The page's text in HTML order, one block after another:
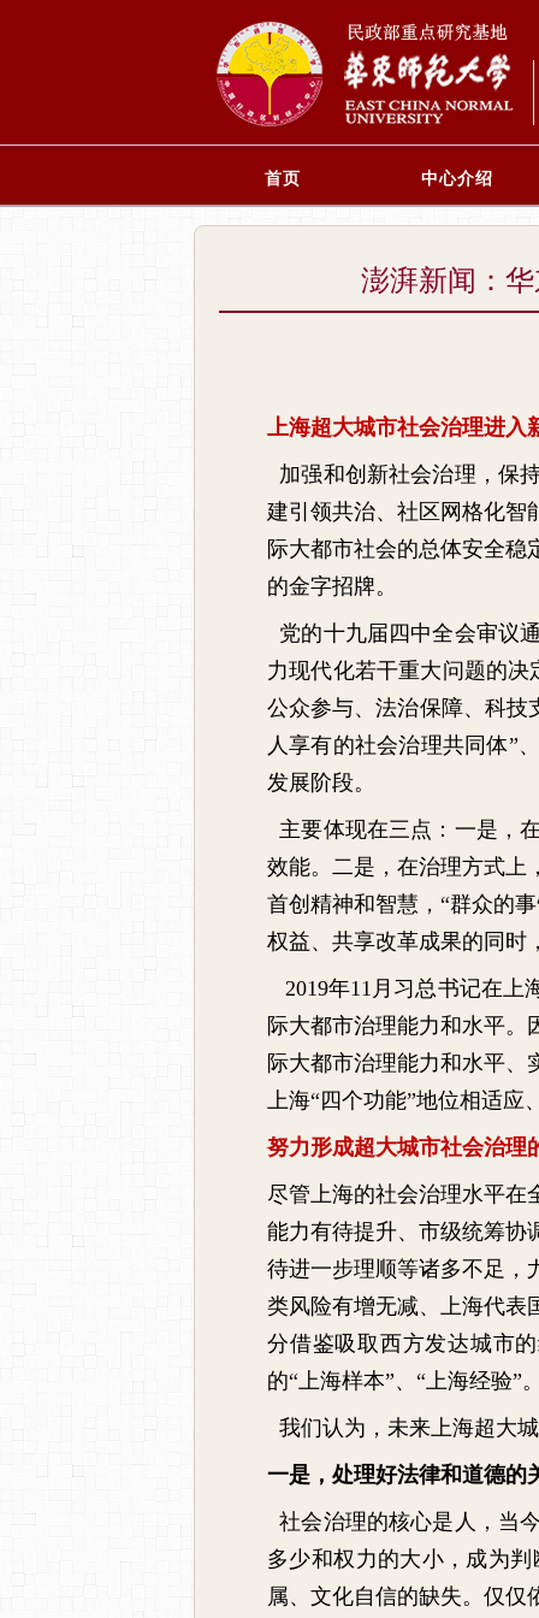
首页 中心介绍
澎湃新闻：
上海超大城市社会治理进入
加强和创新社会治理，保
建引领共治、社区网格化智
际大都市社会的总体安全稳
的金字招牌。
党的十九届四中全会审议
力现代化若干重大问题的
公众参与、法治保障、科技
人享有的社会治理共同体”
发展阶段。
主要体现在三点：一是，
效能。二是，在治理方式上
首创精神和智慧，“群众的
权益、共享改革成果的同时
2019年11月习总书记在上
际大都市治理能力和水平
际大都市治理能力和水平
上海“四个功能”地位相适应
努力形成超大城市社会治理
尽管上海的社会治理水平在
能力有待提升、市级统筹协
待进一步理顺等诸多不足，
类风险有增无减、上海代表
分借鉴吸取西方发达城市
的“上海样本”、“上海经验”
我们认为，未来上海超大
一是，处理好法律和道德的
社会治理的核心是人，当
多少和权力的大小，成为
属、文化自信的缺失。仅仅